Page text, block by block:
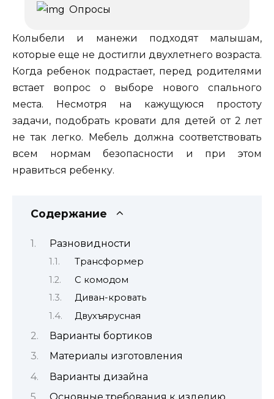
Опросы
Колыбели и манежи подходят малышам,
которые еще не достигли двухлетнего возраста.
Когда ребенок подрастает, перед родителями
встает вопрос о выборе нового спального
места. Несмотря на кажущуюся простоту
задачи, подобрать кровати для детей от 2 лет
не так легко. Мебель должна соответствовать
всем нормам безопасности и при этом
нравиться ребенку.
Содержание
Разновидности
Трансформер
С комодом
Диван-кровать
Двухъярусная
Варианты бортиков
Материалы изготовления
Варианты дизайна